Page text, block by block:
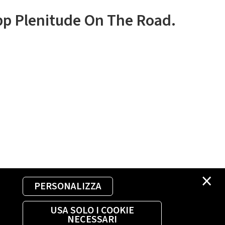
×
PERSONALIZZA
USA SOLO I COOKIE
NECESSARI
Plenitude On The Road.